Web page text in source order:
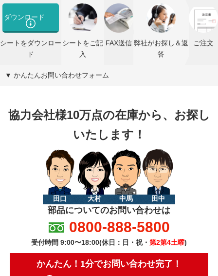
ダウンロード
シートをダウンロー
ド
シートをご記
入
FAX送信 弊社がお探し＆返
答
ご注文
▼ かんたんお問い合わせフォーム
協力会社様10万点の在庫から、お探し
いたします！
田口 大村 中馬 田中
部品についてのお問い合わせは
0800-888-5800
受付時間 9:00〜18:00(休日：日・祝・ 第2第4土曜)
かんたん！1分でお問い合わせ完了！